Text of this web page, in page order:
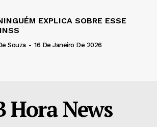
EXPLICA SOBRE ESSE
Souza - 16 De Janeiro De 2026
Hora News